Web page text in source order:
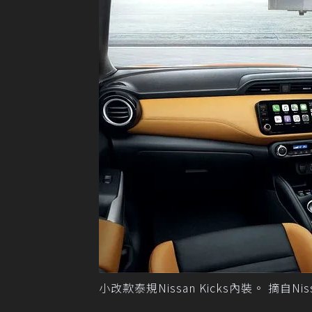
小改款泰規Nissan Kicks內裝。 摘自